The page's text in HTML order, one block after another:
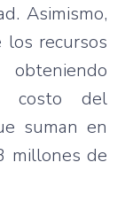
Asimismo,
recursos
costo del
suman en
millones de